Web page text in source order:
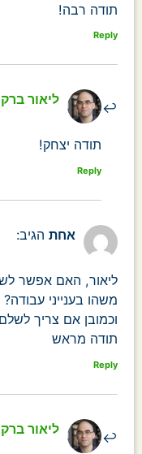
תודה רבה!
Reply
ליאור
תודה יצחק!
Reply
אחת הגיב:
ליאור, האם אפשר
משהו בענייני
וכמובן אם צריך
תודה מראש
Reply
ליאור